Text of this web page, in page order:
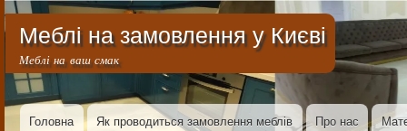
Меню облікового запису користувача
Меблі на замовлення у Києві
Меблі на ваш смак
Основна навіґація
Головна Як проводиться замовлення меблів Про нас